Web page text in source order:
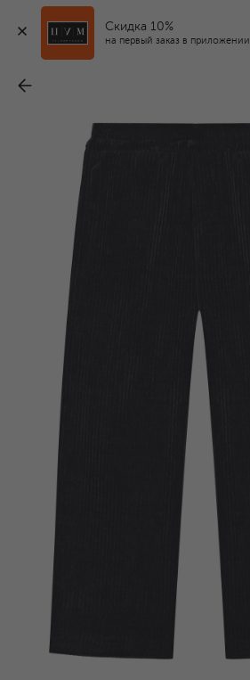
Скидка 10%
на первый заказ в приложении